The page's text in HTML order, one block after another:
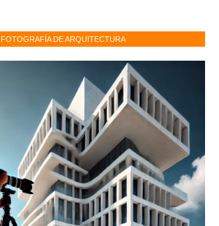
FOTOGRAFÍA DE ARQUITECTURA